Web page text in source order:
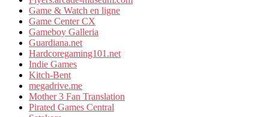
Game & Watch en ligne
Game Center CX
Gameboy Galleria
Guardiana.net
Hardcoregaming101.net
Indie Games
Kitch-Bent
megadrive.me
Mother 3 Fan Translation
Pirated Games Central